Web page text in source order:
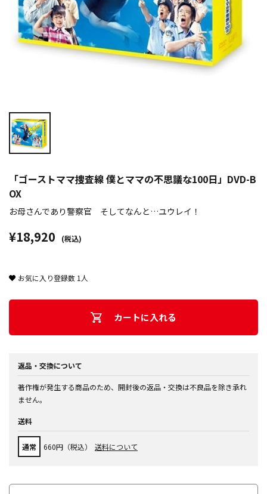
「ゴーストママ捜査線 僕とママの不思議な100日」DVD-B
OX
お母さんであり警察官 そしてなんと…ユウレイ！
¥18,920 (税込)
お気に入り登録数 1 人
カートに入れる
返品・交換について
著作権が発生する商品のため、開封後の返品・交換は不良品を除き承れ
ません。
送料
通常 660円（税込） 送料について